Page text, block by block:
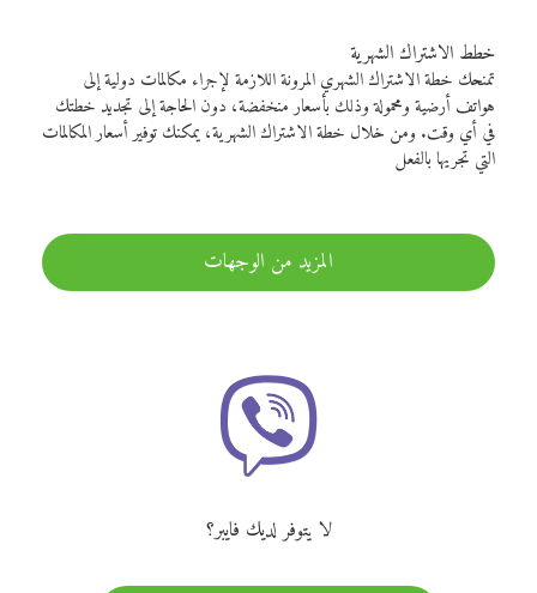
خطط الاشتراك الشهرية
تمنحك خطة الاشتراك الشهري المرونة اللازمة لإجراء مكالمات دولية إلى
هواتف أرضية ومحمولة وذلك بأسعار منخفضة، دون الحاجة إلى تجديد خطتك
في أي وقت. ومن خلال خطة الاشتراك الشهرية، يمكنك توفير أسعار المكالمات
التي تجريها بالفعل
المزيد من الوجهات
لا يتوفر لديك فايبر؟